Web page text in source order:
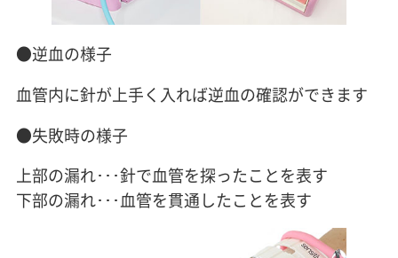
●逆血の様子
血管内に針が上手く入れば逆血の確認ができます
●失敗時の様子
上部の漏れ･･･針で血管を探ったことを表す
下部の漏れ･･･血管を貫通したことを表す